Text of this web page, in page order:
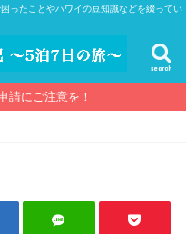
ったことやハワイの豆知識などを綴ってい
search
請にご注意を！